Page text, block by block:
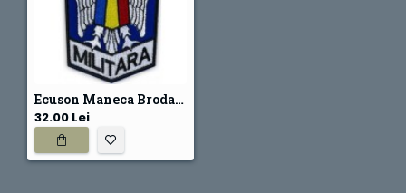
Ecuson Maneca Brodat pentru Politia Militara - 10,5x7 cm
32.00 Lei